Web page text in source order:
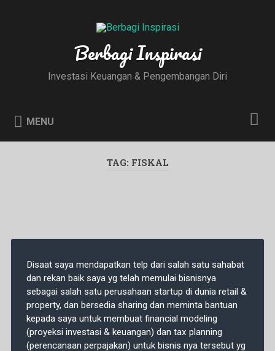
Berbagi Inspirasi
Investasi Keuangan & Pengembangan Diri
MENU
TAG: FISKAL
Disaat saya mendapatkan telp dari salah satu sahabat
dan rekan baik saya yg telah memulai bisnisnya
sebagai salah satu perusahaan startup di dunia retail &
property, dan bersedia sharing dan meminta bantuan
kepada saya untuk membuat financial modeling
(proyeksi investasi & keuangan) dan tax planning
(perencanaan perpajakan) untuk bisnis nya tersebut yg